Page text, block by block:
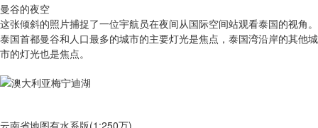
曼谷的夜空
这张倾斜的照片捕捉了一位宇航员在夜间从国际空间站观看泰国的视角。
泰国首都曼谷和人口最多的城市的主要灯光是焦点，泰国湾沿岸的其他城
市的灯光也是焦点。
云南省地图有水系版(1:250万)